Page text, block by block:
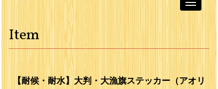
Toggle
Item
【耐候・耐水】大判・大漁旗ステッカー（アオリ